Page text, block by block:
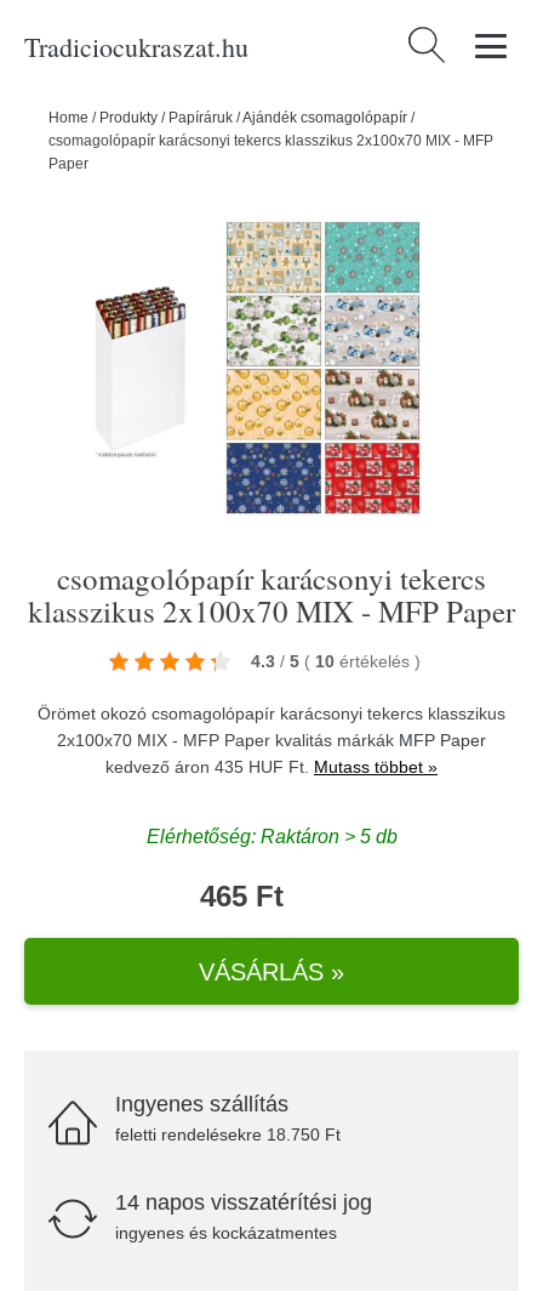
Tradiciocukraszat.hu Keresés:
Home / Produkty / Papíráruk /Ajándék csomagolópapír /
csomagolópapír karácsonyi tekercs klasszikus 2x100x70 MIX - MFP
Paper
csomagolópapír karácsonyi tekercs
klasszikus 2x100x70 MIX - MFP Paper
4.3 / 5 ( 10 értékelés )
Örömet okozó csomagolópapír karácsonyi tekercs klasszikus
2x100x70 MIX - MFP Paper kvalitás márkák MFP Paper
kedvező áron 435 HUF Ft. Mutass többet »
Elérhetőség: Raktáron > 5 db
465 Ft
VÁSÁRLÁS »
Ingyenes szállítás
feletti rendelésekre 18.750 Ft
14 napos visszatérítési jog
ingyenes és kockázatmentes